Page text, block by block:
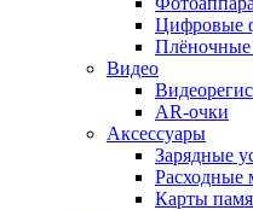
Цифровые
Плёночные
Видео
AR-очки
Аксессуары
Зарядные
Расходные
Карты